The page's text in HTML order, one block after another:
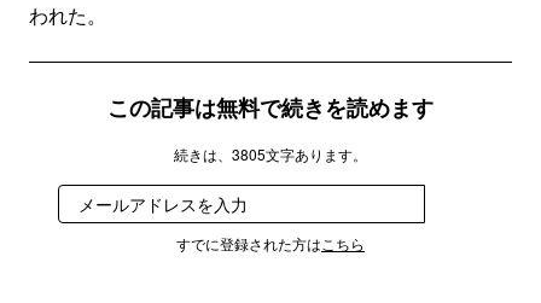
われた。
この記事は無料で続きを読めます
続きは、3805文字あります。
すでに登録された方は こちら